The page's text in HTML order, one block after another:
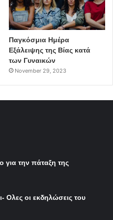
Παγκόσμια Ημέρα
Εξάλειψης της Βίας κατά
των Γυναικών
November 29, 2023
για την πάταξη της
Ολες οι εκδηλώσεις του